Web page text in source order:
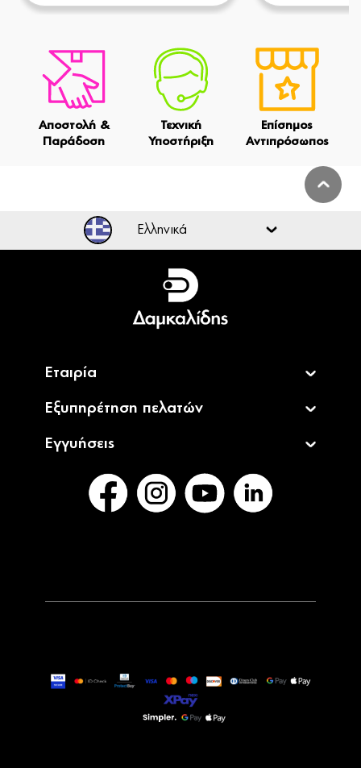
Αποστολή &
Παράδοση
Τεχνική
Υποστήριξη
Επίσημος
Αντιπρόσωπος
Ελληνικά
Ελληνικά
English
Εταιρία
Εξυπηρέτηση πελατών
Εγγυήσεις